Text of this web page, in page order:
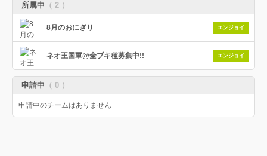
所属中 （ 2 ）
8月のおにぎり エンジョイ
ネオ王国軍@全ブキ種募集中!! エンジョイ
申請中 （ 0 ）
申請中のチームはありません